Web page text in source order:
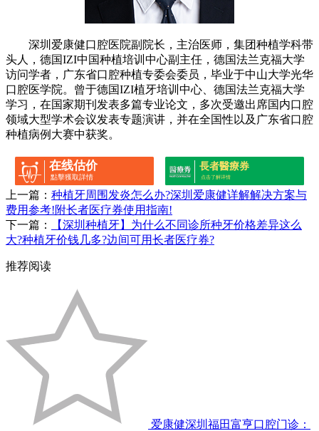
深圳爱康健口腔医院副院长，主治医师，集团种植学科带
头人，德国IZI中国种植培训中心副主任，德国法兰克福大学
访问学者，广东省口腔种植专委会委员，毕业于中山大学光华
口腔医学院。曾于德国IZI植牙培训中心、德国法兰克福大学
学习，在国家期刊发表多篇专业论文，多次受邀出席国内口腔
领域大型学术会议发表专题演讲，并在全国性以及广东省口腔
种植病例大赛中获奖。
在线估价
點擊獲取詳情
長者醫療券
点击了解详情
上一篇： 种植牙周围发炎怎么办?深圳爱康健详解解决方案与
费用参考!附长者医疗券使用指南!
下一篇：
【深圳种植牙】为什么不同诊所种牙价格差异这么
大?种植牙价钱几多?边间可用长者医疗券?
推荐阅读
爱康健深圳福田富亨口腔门诊：